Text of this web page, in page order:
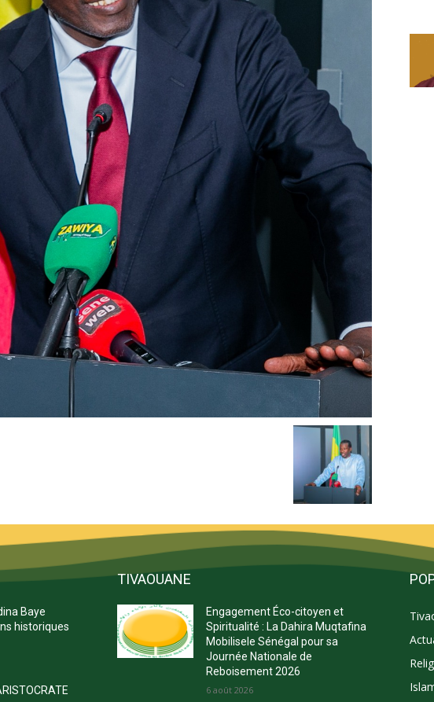
Baye
historiques
TIVAOUANE
Engagement Éco-citoyen et
Spiritualité : La Dahira Muqtafina
Mobilisele Sénégal pour sa
Journée Nationale de
Reboisement 2026
6 août 2026